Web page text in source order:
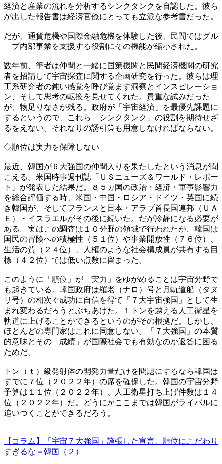
経済と産業の流れを分析するシンクタンクを自認した。彼ら
が出した報告書は経済官僚にとっても立派な参考書だった。
だが、通貨危機や国際金融危機を体験した後、民間ではグル
ープ内部事業を支援する役割にその機能が縮小された。
数年前、筆者は仲間と一緒に国策機関と民間経済機関の研究
者を招請して宇宙探査に関する企画研究を行った。彼らは理
工系研究者の鈍い感覚を呼び覚ます洞察とインスピレーショ
ン、そして思考の転換を見せてくれた。貴重な試みだった
が、物足りなさが残る。政府が「宇宙経済」を最優先課題に
するというので、これら「シンクタンク」の役割を期待せざ
るをえない。それなりの誘引策も用意しなければならない。
◇順位は実力を保障しない
最近、韓国が６大強国の仲間入りを果たしたという消息が聞
こえる。米国時事週刊誌「ＵＳニューズ＆ワールド・レポー
ト」が発表した結果だ。８５カ国の政治・経済・軍事影響力
を総合評価する時、米国・中国・ロシア・ドイツ・英国に続
き韓国が、そしてフランスと日本・アラブ首長国連邦（ＵＡ
Ｅ）・イスラエルがその後に続いた。だが冷静になる必要が
ある。実はこの調査は１０分野の領域で行われたが、韓国は
国民の冒険への積極性（５１位）や事業開放性（７６位）、
生活の質（２４位）、人権のような社会構成員が共有する目
標（４２位）では低い点数に留まった。
このように「順位」が「実力」をゆがめることは宇宙分野で
も起きている。韓国政府は羅老（ナロ）号と月軌道船（タヌ
リ号）の相次ぐ成功に自信を得て「７大宇宙強国」として生
まれ変わるだろうとぶちあげた。１トンを越える人工衛星を
軌道に上げることができるというのがその根拠だ。しかし、
ほとんどの専門家はこれに同意しない。「７大強国」の本質
的意味とその「成績」が国際社会でも有効なのか返答に困る
ためだ。
トン（ｔ）級発射体の開発力量だけを問題にするなら韓国は
すでに７位（２０２２年）の席を確保した。韓国の宇宙分野
予算は１１位（２０２２年）、人工衛星打ち上げ件数は１４
位（２０２２年）だ。どうにかここまでは韓国がライバルに
追いつくことができるだろう。
【コラム】「宇宙７大強国」誇張した宣言、順位にこだわり
すぎるな＝韓国（２）